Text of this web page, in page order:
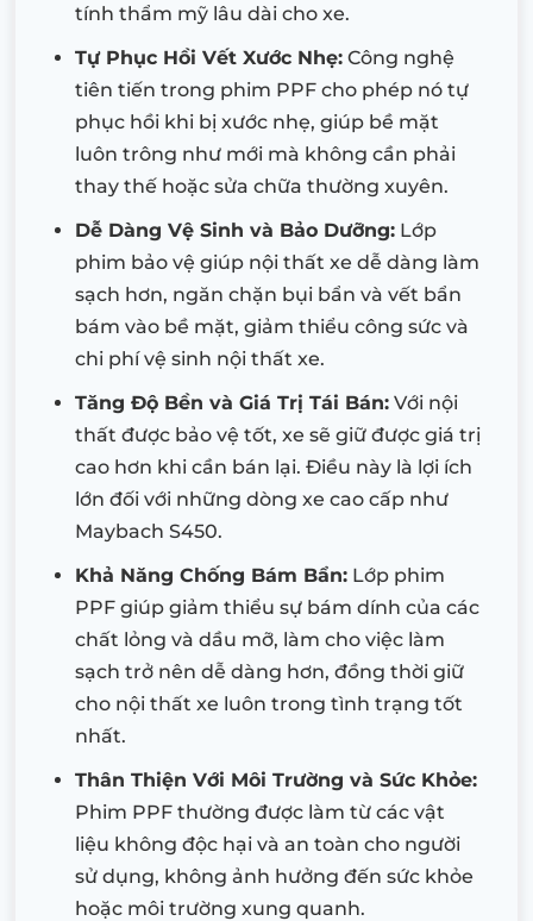
tính thẩm mỹ lâu dài cho xe.
Tự Phục Hồi Vết Xước Nhẹ: Công nghệ
tiên tiến trong phim PPF cho phép nó tự
phục hồi khi bị xước nhẹ, giúp bề mặt
luôn trông như mới mà không cần phải
thay thế hoặc sửa chữa thường xuyên.
Dễ Dàng Vệ Sinh và Bảo Dưỡng: Lớp
phim bảo vệ giúp nội thất xe dễ dàng làm
sạch hơn, ngăn chặn bụi bẩn và vết bẩn
bám vào bề mặt, giảm thiểu công sức và
chi phí vệ sinh nội thất xe.
Tăng Độ Bền và Giá Trị Tái Bán: Với nội
thất được bảo vệ tốt, xe sẽ giữ được giá trị
cao hơn khi cần bán lại. Điều này là lợi ích
lớn đối với những dòng xe cao cấp như
Maybach S450.
Khả Năng Chống Bám Bẩn: Lớp phim
PPF giúp giảm thiểu sự bám dính của các
chất lỏng và dầu mỡ, làm cho việc làm
sạch trở nên dễ dàng hơn, đồng thời giữ
cho nội thất xe luôn trong tình trạng tốt
nhất.
Thân Thiện Với Môi Trường và Sức Khỏe:
Phim PPF thường được làm từ các vật
liệu không độc hại và an toàn cho người
sử dụng, không ảnh hưởng đến sức khỏe
hoặc môi trường xung quanh.